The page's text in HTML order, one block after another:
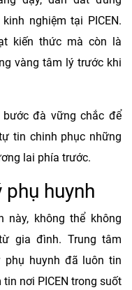
nghiệm tại PICEN.
kiến thức mà còn là
vàng tâm lý trước khi
đà vững chắc để
tin chinh phục những
lai phía trước.
huynh
này, không thể không
gia đình. Trung tâm
phụ huynh đã luôn tin
nơi PICEN trong suốt